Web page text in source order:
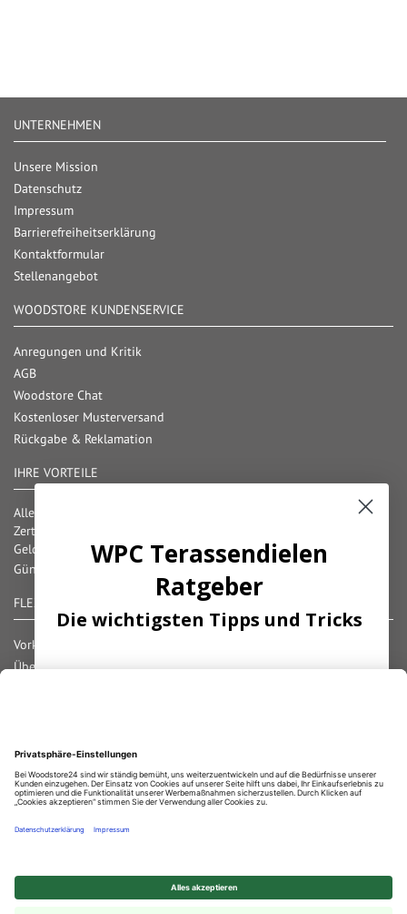
UNTERNEHMEN
Unsere Mission
Datenschutz
Impressum
Barrierefreiheitserklärung
Kontaktformular
Stellenangebot
WOODSTORE KUNDENSERVICE
Anregungen und Kritik
AGB
Woodstore Chat
Kostenloser Musterversand
Rückgabe & Reklamation
IHRE VORTEILE
Alle gängigen Zahlungsarten verfügbar
Zertifizierter und geprüfter Shop
Geld-Zurück-Garantie
Günstige Versandkosten/ Frachtkostenfreigrenzen
FLEXIBLE ZAHLUNG
Vorkasse
Überweisung
Kreditkarte
Paypal
Bar bei Abholung
WPC Terassendielen
Ratgeber
Die wichtigsten Tipps und Tricks
ANMELDEN